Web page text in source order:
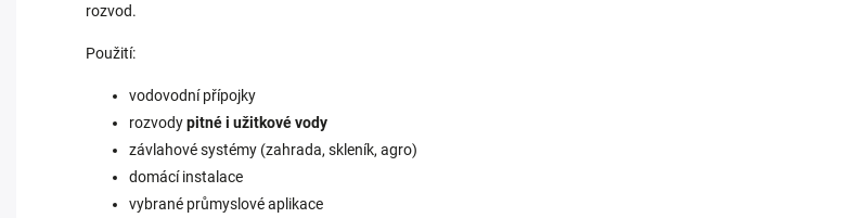
rozvod.
Použití:
vodovodní přípojky
rozvodypitné i užitkové vody
závlahové systémy (zahrada, skleník, agro)
domácí instalace
vybrané průmyslové aplikace